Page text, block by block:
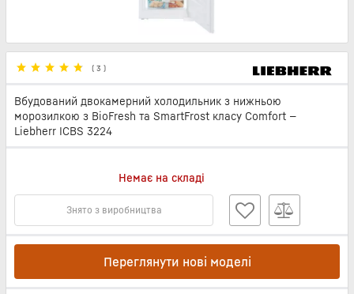
( 3 )
Вбудований двокамерний холодильник з нижньою
морозилкою з BioFresh та SmartFrost класу Comfort —
Liebherr ICBS 3224
Немає на складі
Знято з виробництва
Переглянути нові моделі